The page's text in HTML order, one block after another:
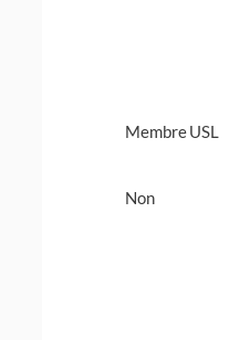
Membre USL
Non